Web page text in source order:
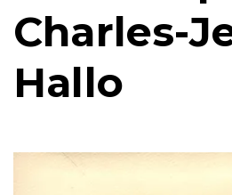
Charles-
Hallo